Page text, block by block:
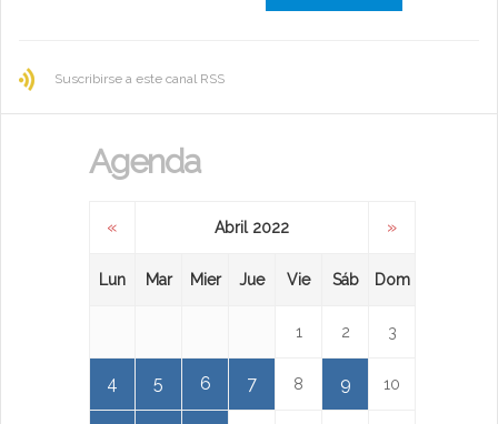
Suscribirse a este canal RSS
Agenda
« Abril 2022 »
Lun Mar Mier Jue Vie Sáb Dom
1 2 3
4 5 6 7 8 9 10